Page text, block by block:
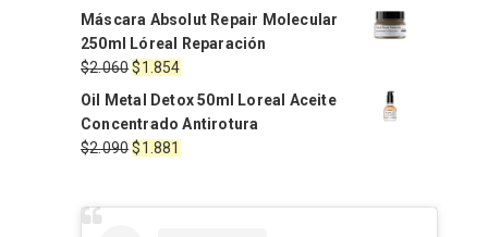
precio
original
era:
$2.470.
precio
actual
es:
$2.223.
Máscara Absolut Repair Molecular
250ml Lóreal Reparación
$2.060El
precio
original
era:
$2.060.
$1.854El
precio
actual
es:
$1.854.
Oil Metal Detox 50ml Loreal Aceite
Concentrado Antirotura
$2.090El
$1.881